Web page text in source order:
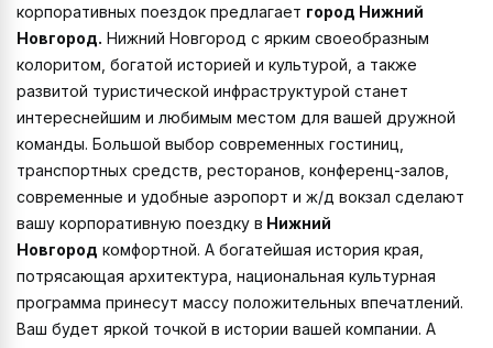
корпоративных поездок предлагает город Нижний
Новгород. Нижний Новгород с ярким своеобразным
колоритом, богатой историей и культурой, а также
развитой туристической инфраструктурой станет
интереснейшим и любимым местом для вашей дружной
команды. Большой выбор современных гостиниц,
транспортных средств, ресторанов, конференц-залов,
современные и удобные аэропорт и ж/д вокзал сделают
вашу корпоративную поездку в Нижний
Новгород комфортной. А богатейшая история края,
потрясающая архитектура, национальная культурная
программа принесут массу положительных впечатлений.
Ваш будет яркой точкой в истории вашей компании. А